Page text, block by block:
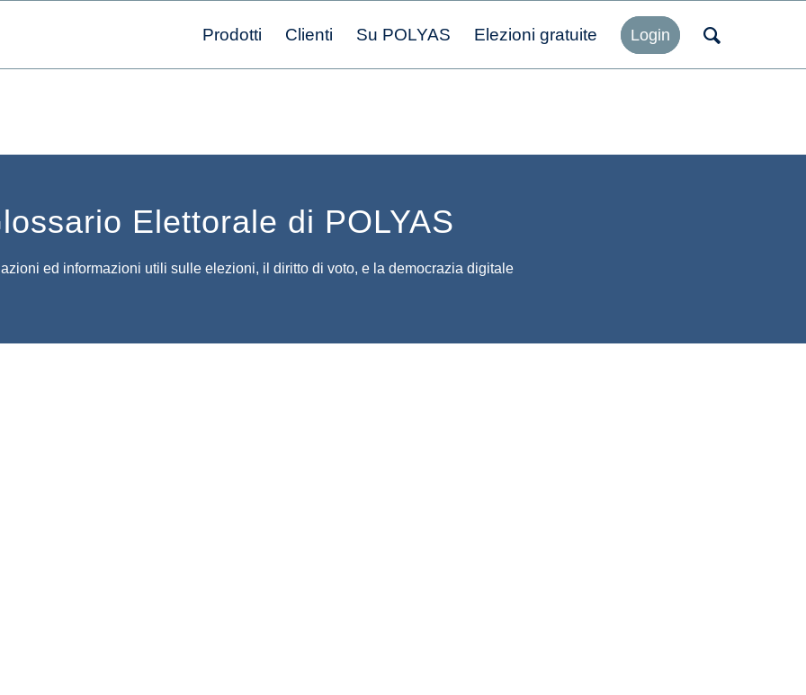
Prodotti Clienti Su POLYAS Elezioni gratuite Login
Elettorale di POLYAS
ed informazioni utili sulle elezioni, il diritto di voto, e la democrazia digitale